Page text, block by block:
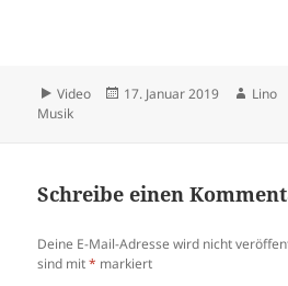
Format
Video
Veröffentlicht
17. Januar 2019 Autor
Lino
Musik
Schreibe einen
Deine E-Mail-Adresse wird nicht
sind mit* markiert